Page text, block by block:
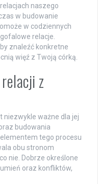
naszego
w budowanie
w codziennych
relacje.
znaleźć konkretne
więź z Twoją córką.
z
niezwykle ważne dla jej
budowania
tego procesu
obu stronom
nie. Dobrze określone
oraz konfliktów,